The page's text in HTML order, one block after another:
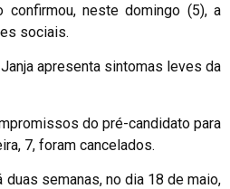
confirmou, neste domingo (5), a
sociais.
apresenta sintomas leves da
do pré-candidato para
7, foram cancelados.
duas semanas, no dia 18 de maio,